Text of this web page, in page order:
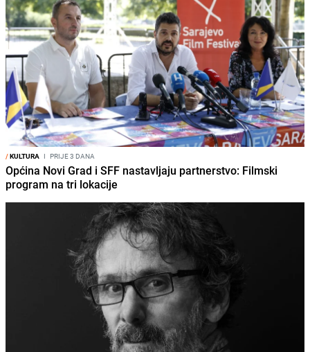
/KULTURA I PRIJE 3 DANA
Općina Novi Grad i SFF nastavljaju partnerstvo: Filmski
program na tri lokacije